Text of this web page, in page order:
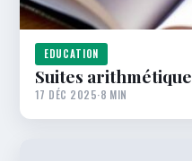
EDUCATION
Suites
17 DÉC 2025·8 MIN